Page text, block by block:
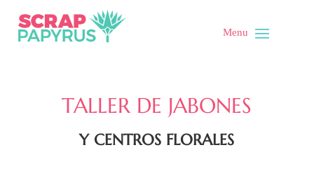
TALLER DE JABONES
Y CENTROS FLORALES